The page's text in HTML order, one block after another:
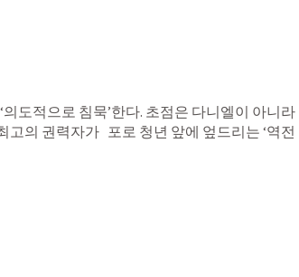
도적으로 침묵’한다. 초점은 다니엘이 아니라
고의 권력자가   포로 청년 앞에 엎드리는 ‘역전